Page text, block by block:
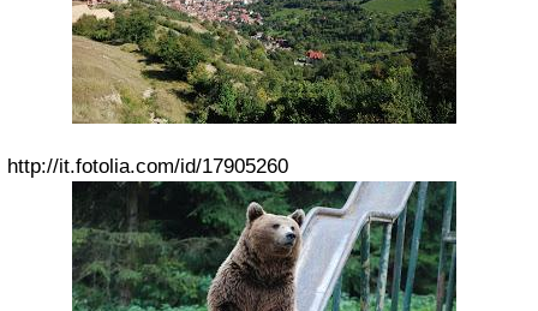
http://it.fotolia.com/id/17905260